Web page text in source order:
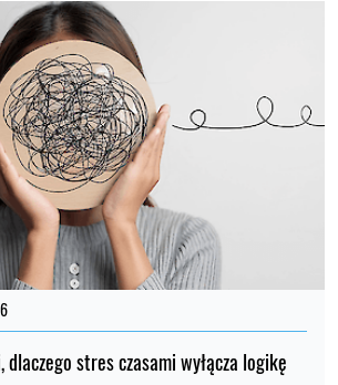
stres czasami wyłącza logikę